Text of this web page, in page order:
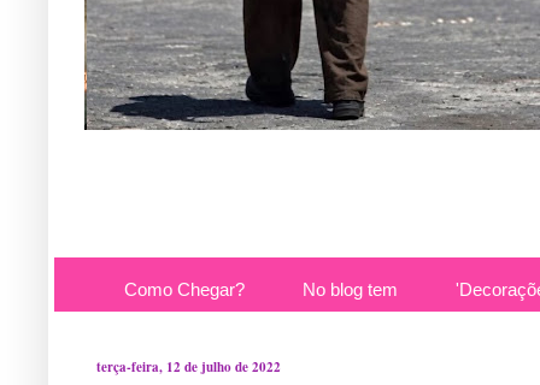
Como Chegar? No blog tem
terça-feira, 12 de julho de 2022